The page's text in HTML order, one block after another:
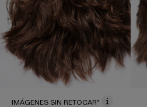
IMÁGENES SIN RETOCAR*